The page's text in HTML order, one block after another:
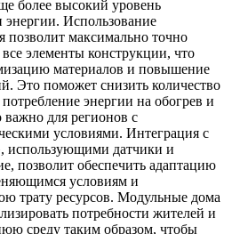
более высокий уровень
Использование
позволит максимально точно
элементы конструкции, что
материалов и повышение
Это поможет снизить количество
энергии на обогрев и
для регионов с
условиями. Интеграция с
использующими датчики и
позволит обеспечить адаптацию
условиям и
трату ресурсов. Модульные дома
потребности жителей и
среду таким образом, чтобы